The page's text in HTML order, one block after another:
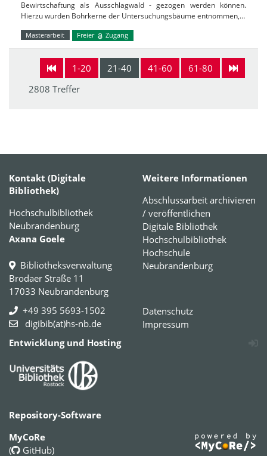
Bewirtschaftung als Ausschlagwald - gezogen werden können.
Hierzu wurden Bohrkerne der Untersuchungsbäume entnommen,…
Masterarbeit Freier Zugang
1-20 21-40 41-60
61-80
2808 Treffer
Kontakt (Digitale
Bibliothek)
Hochschulbibliothek
Neubrandenburg
Axana Goele
Bibliotheksverwaltung
Brodaer Straße 11
17033 Neubrandenburg
+49 395 5693-1502
digibib(at)hs-nb.de
Weitere Informationen
Abschlussarbeit archivieren
/ veröffentlichen
Digitale Bibliothek
Hochschulbibliothek
Hochschule
Neubrandenburg
Datenschutz
Impressum
Entwicklung und Hosting
Repository-Software
MyCoRe
(
GitHub)